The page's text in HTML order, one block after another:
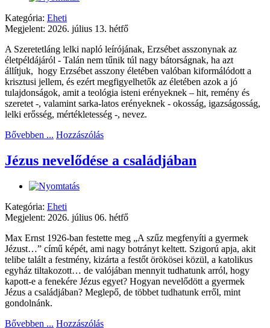
Kategória: Eheti
Megjelent: 2026. július 13. hétfő
A Szeretetláng lelki napló leírójának, Erzsébet asszonynak az
életpéldájáról - Talán nem tűnik túl nagy bátorságnak, ha azt
állítjuk, hogy Erzsébet asszony életében valóban kiformálódott a
krisztusi jellem, és ezért megfigyelhetők az életében azok a jó
tulajdonságok, amit a teológia isteni erényeknek – hit, remény és
szeretet -, valamint sarka-latos erényeknek - okosság, igazságosság,
lelki erősség, mértékletesség -, nevez.
Bővebben ... Hozzászólás
Jézus nevelődése a családjában
Kategória: Eheti
Megjelent: 2026. július 06. hétfő
Max Ernst 1926-ban festette meg „A szűz megfenyíti a gyermek
Jézust…” című képét, ami nagy botrányt keltett. Szigorú apja, akit
telibe talált a festmény, kizárta a festőt örökösei közül, a katolikus
egyház tiltakozott… de valójában mennyit tudhatunk arról, hogy
kapott-e a fenekére Jézus egyet? Hogyan nevelődött a gyermek
Jézus a családjában? Meglepő, de többet tudhatunk erről, mint
gondolnánk.
Bővebben ... Hozzászólás